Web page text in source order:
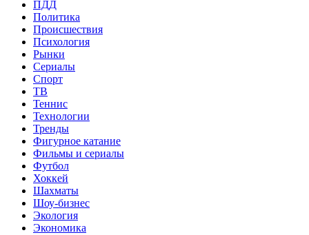
ПДД
Политика
Происшествия
Психология
Рынки
Сериалы
Спорт
ТВ
Теннис
Технологии
Тренды
Фигурное катание
Фильмы и сериалы
Футбол
Хоккей
Шахматы
Шоу-бизнес
Экология
Экономика